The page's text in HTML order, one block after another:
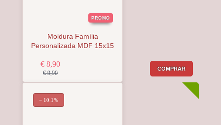
PROMO
Moldura Família
Personalizada MDF 15x15
€ 8,90
€ 9,90
COMPRAR
− 10.1%